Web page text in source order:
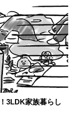
3LDK家族暮らし